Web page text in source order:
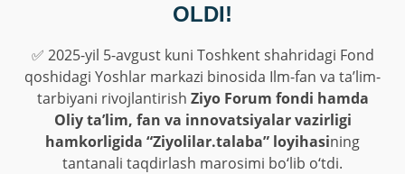
OLDI!
✅ 2025-yil 5-avgust kuni Toshkent shahridagi Fond
qoshidagi Yoshlar markazi binosida Ilm-fan va taʼlim-
tarbiyani rivojlantirish Ziyo Forum fondi hamda
Oliy taʼlim, fan va innovatsiyalar vazirligi
hamkorligida “Ziyolilar.talaba” loyihasining
tantanali taqdirlash marosimi bo‘lib o‘tdi.